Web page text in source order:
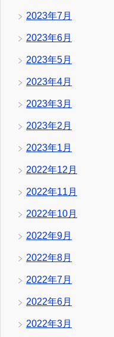
2023年7月
2023年6月
2023年5月
2023年4月
2023年3月
2023年2月
2023年1月
2022年12月
2022年11月
2022年10月
2022年9月
2022年8月
2022年7月
2022年6月
2022年3月